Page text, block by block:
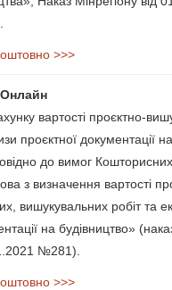
>>>
вартості проєктно-
проєктної документації на
до вимог
з визначення вартості
вишукувальних робіт та
на будівництво»
№281).
>>>